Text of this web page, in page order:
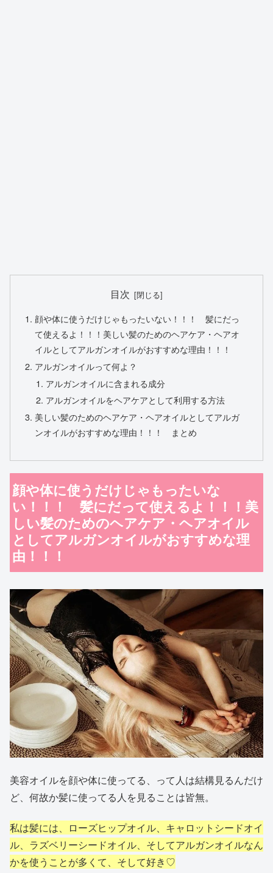
目次
顔や体に使うだけじゃもったいない！！！ 髪にだっ
て使えるよ！！！美しい髪のためのヘアケア・ヘアオ
イルとしてアルガンオイルがおすすめな理由！！！
アルガンオイルって何よ？
アルガンオイルに含まれる成分
アルガンオイルをヘアケアとして利用する方法
美しい髪のためのヘアケア・ヘアオイルとしてアルガ
ンオイルがおすすめな理由！！！ まとめ
顔や体に使うだけじゃもったいな
い！！！ 髪にだって使えるよ！！！美
しい髪のためのヘアケア・ヘアオイル
としてアルガンオイルがおすすめな理
由！！！
美容オイルを顔や体に使ってる、って人は結構見るんだけ
ど、何故か髪に使ってる人を見ることは皆無。
私は髪には、ローズヒップオイル、キャロットシードオイ
ル、ラズベリーシードオイル、そしてアルガンオイルなん
かを使うことが多くて、そして好き♡